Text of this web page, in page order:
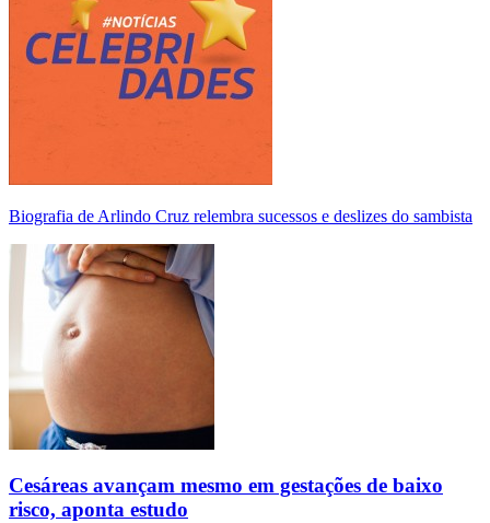
Biografia de Arlindo Cruz relembra sucessos e deslizes do sambista
Cesáreas avançam mesmo em gestações de baixo
risco, aponta estudo